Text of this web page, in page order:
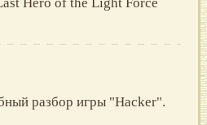
разбор игры "Hacker".